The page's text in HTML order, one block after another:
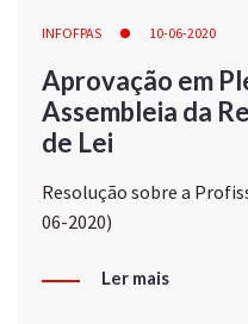
INFOFPAS 10-06-2020
Aprovação em
Assembleia da
de Lei
Resolução sobre a
06-2020)
Ler mais